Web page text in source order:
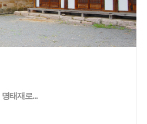
태재로...